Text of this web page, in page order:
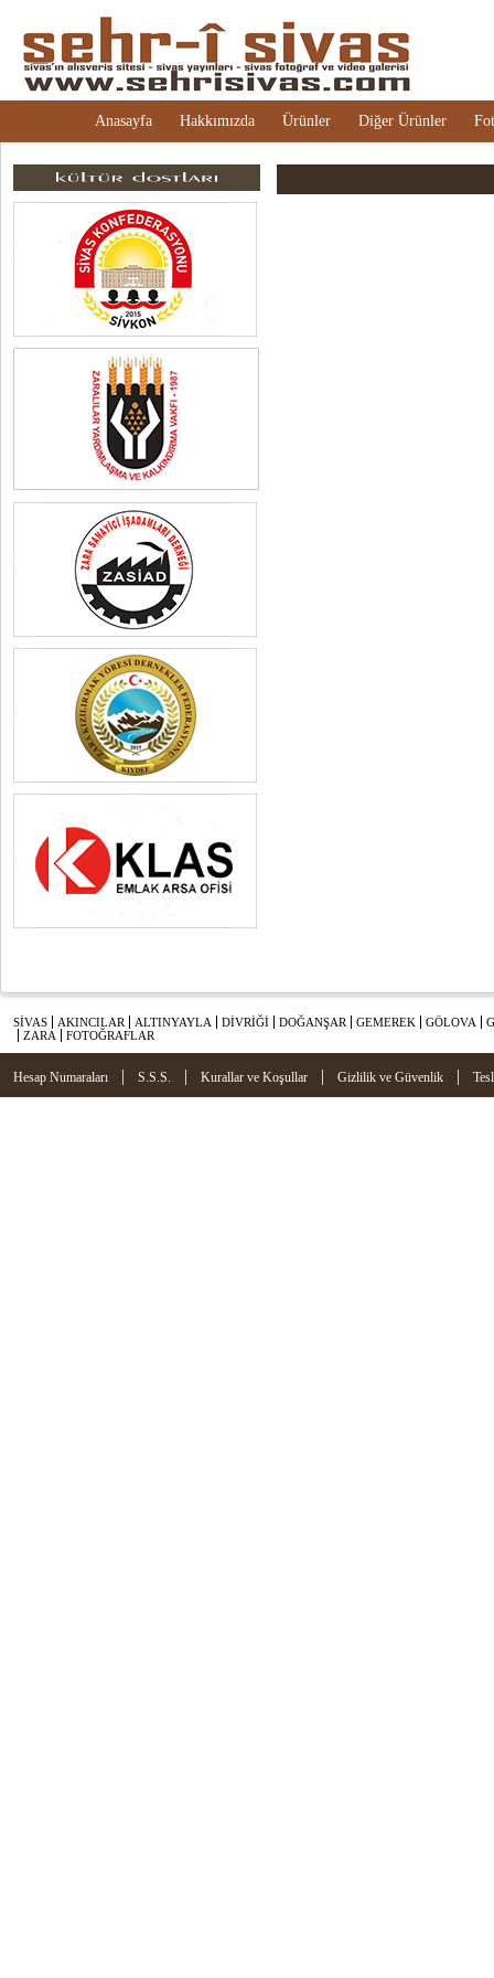
Anasayfa Hakkımızda Ürünler Diğer Ürünler
SİVAS AKINCILAR ALTINYAYLA DİVRİĞİ DOĞANŞAR GEMEREK GÖLOVA
ZARA
FOTOĞRAFLAR
Hesap Numaraları | S.S.S. | Kurallar ve Koşullar | Gizlilik ve Güvenlik |